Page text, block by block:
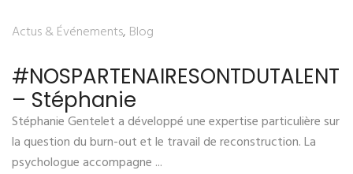
Actus & Événements, Blog
#NOSPARTENAIRESONTDUTALENT
– Stéphanie
Stéphanie Gentelet a développé une expertise particulière sur
la question du burn-out et le travail de reconstruction. La
psychologue accompagne ...